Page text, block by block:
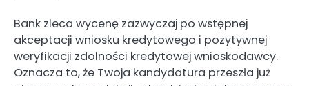
Bank zleca wycenę zazwyczaj po wstępnej
akceptacji wniosku kredytowego i pozytywnej
weryfikacji zdolności kredytowej wnioskodawcy.
Oznacza to, że Twoja kandydatura przeszła już